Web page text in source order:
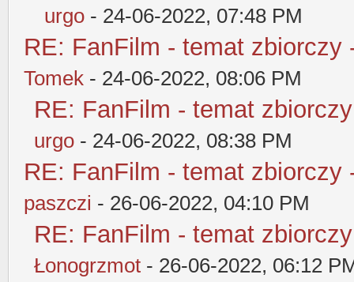
urgo - 24-06-2022, 07:48 PM
RE: FanFilm - temat zbiorczy
Tomek - 24-06-2022, 08:06 PM
RE: FanFilm - temat
urgo - 24-06-2022, 08:38 PM
RE: FanFilm - temat zbiorczy
paszczi - 26-06-2022, 04:10 PM
RE: FanFilm - temat
Łonogrzmot - 26-06-2022, 06:12